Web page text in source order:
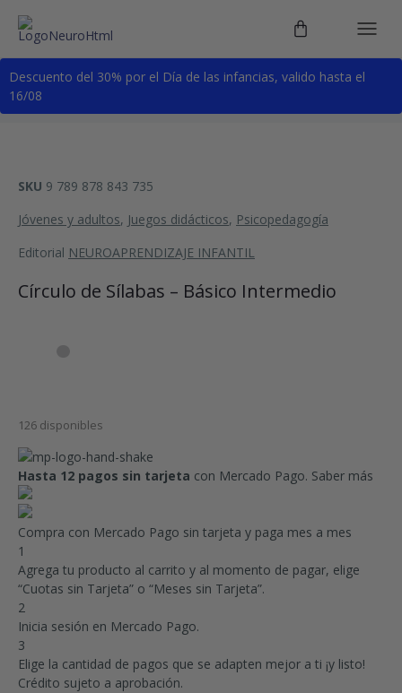
Descuento del 30% por el Día de las infancias, valido hasta el
16/08
SKU 9 789 878 843 735
Jóvenes y adultos, Juegos didácticos, Psicopedagogía
Editorial NEUROAPRENDIZAJE INFANTIL
Círculo de Sílabas – Básico Intermedio
126 disponibles
Hasta 12 pagos sin tarjeta con Mercado Pago. Saber más
Compra con Mercado Pago sin tarjeta y paga mes a mes
1
Agrega tu producto al carrito y al momento de pagar, elige
“Cuotas sin Tarjeta” o “Meses sin Tarjeta”.
2
Inicia sesión en Mercado Pago.
3
Elige la cantidad de pagos que se adapten mejor a ti ¡y listo!
Crédito sujeto a aprobación.